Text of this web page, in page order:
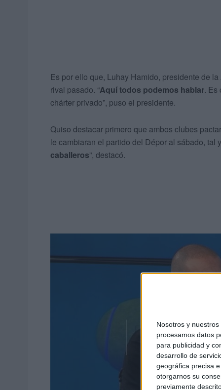
Nosotros y nuestros
procesamos datos
para publicidad y
desarrollo de
geográfica precisa
otorgarnos su
previamente
Es por ello que, Luhay Hamido, presidente de
rival pasado. “Aquí todos podemos hablar. Es
chárter privado”, puso el presidente.
Quiso destacar primero que ambos clubes
le cambiaran el partido del Dépor al sábado, tal
caballeros”, destacó.